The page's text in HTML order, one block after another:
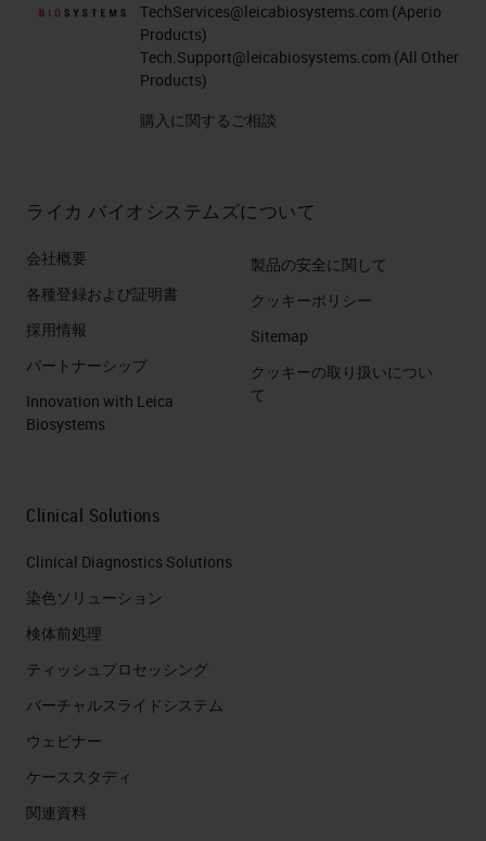
TechServices@leicabiosystems.com (Aperio
Products)
Tech.Support@leicabiosystems.com (All Other
Products)
購入に関するご相談
ライカ バイオシステムズについて
会社概要
各種登録および証明書
採用情報
パートナーシップ
Innovation with Leica
Biosystems
製品の安全に関して
クッキーポリシー
Sitemap
クッキーの取り扱いについ
て
Clinical Solutions
Clinical Diagnostics Solutions
染色ソリューション
検体前処理
ティッシュプロセッシング
バーチャルスライドシステム
ウェビナー
ケーススタディ
関連資料